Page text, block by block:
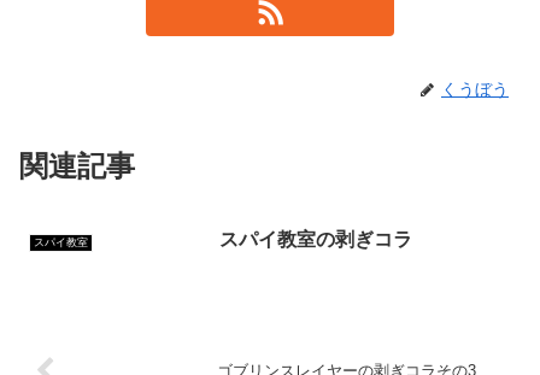
くうぼう
関連記事
スパイ教室 スパイ教室の剥ぎコラ
ゴブリンスレイヤーの剥ぎコラその3